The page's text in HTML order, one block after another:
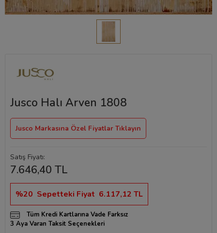
Jusco Halı Arven 1808
Jusco Markasına Özel Fiyatlar Tıklayın
Satış Fiyatı:
7.646,40 TL
%20 Sepetteki Fiyat 6.117,12 TL
Tüm Kredi Kartlarına Vade Farksız
3 Aya Varan Taksit Seçenekleri